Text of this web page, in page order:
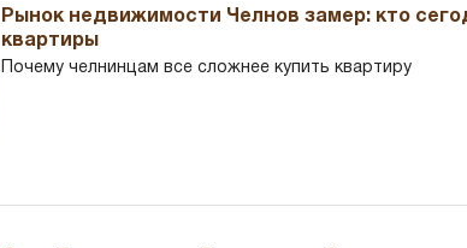
Рынок недвижимости Челнов замер: кто
квартиры
Почему челнинцам все сложнее купить квартиру